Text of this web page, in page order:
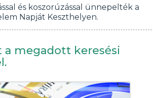
és koszorúzással ünnepelték a
Napját Keszthelyen.
a megadott keresési